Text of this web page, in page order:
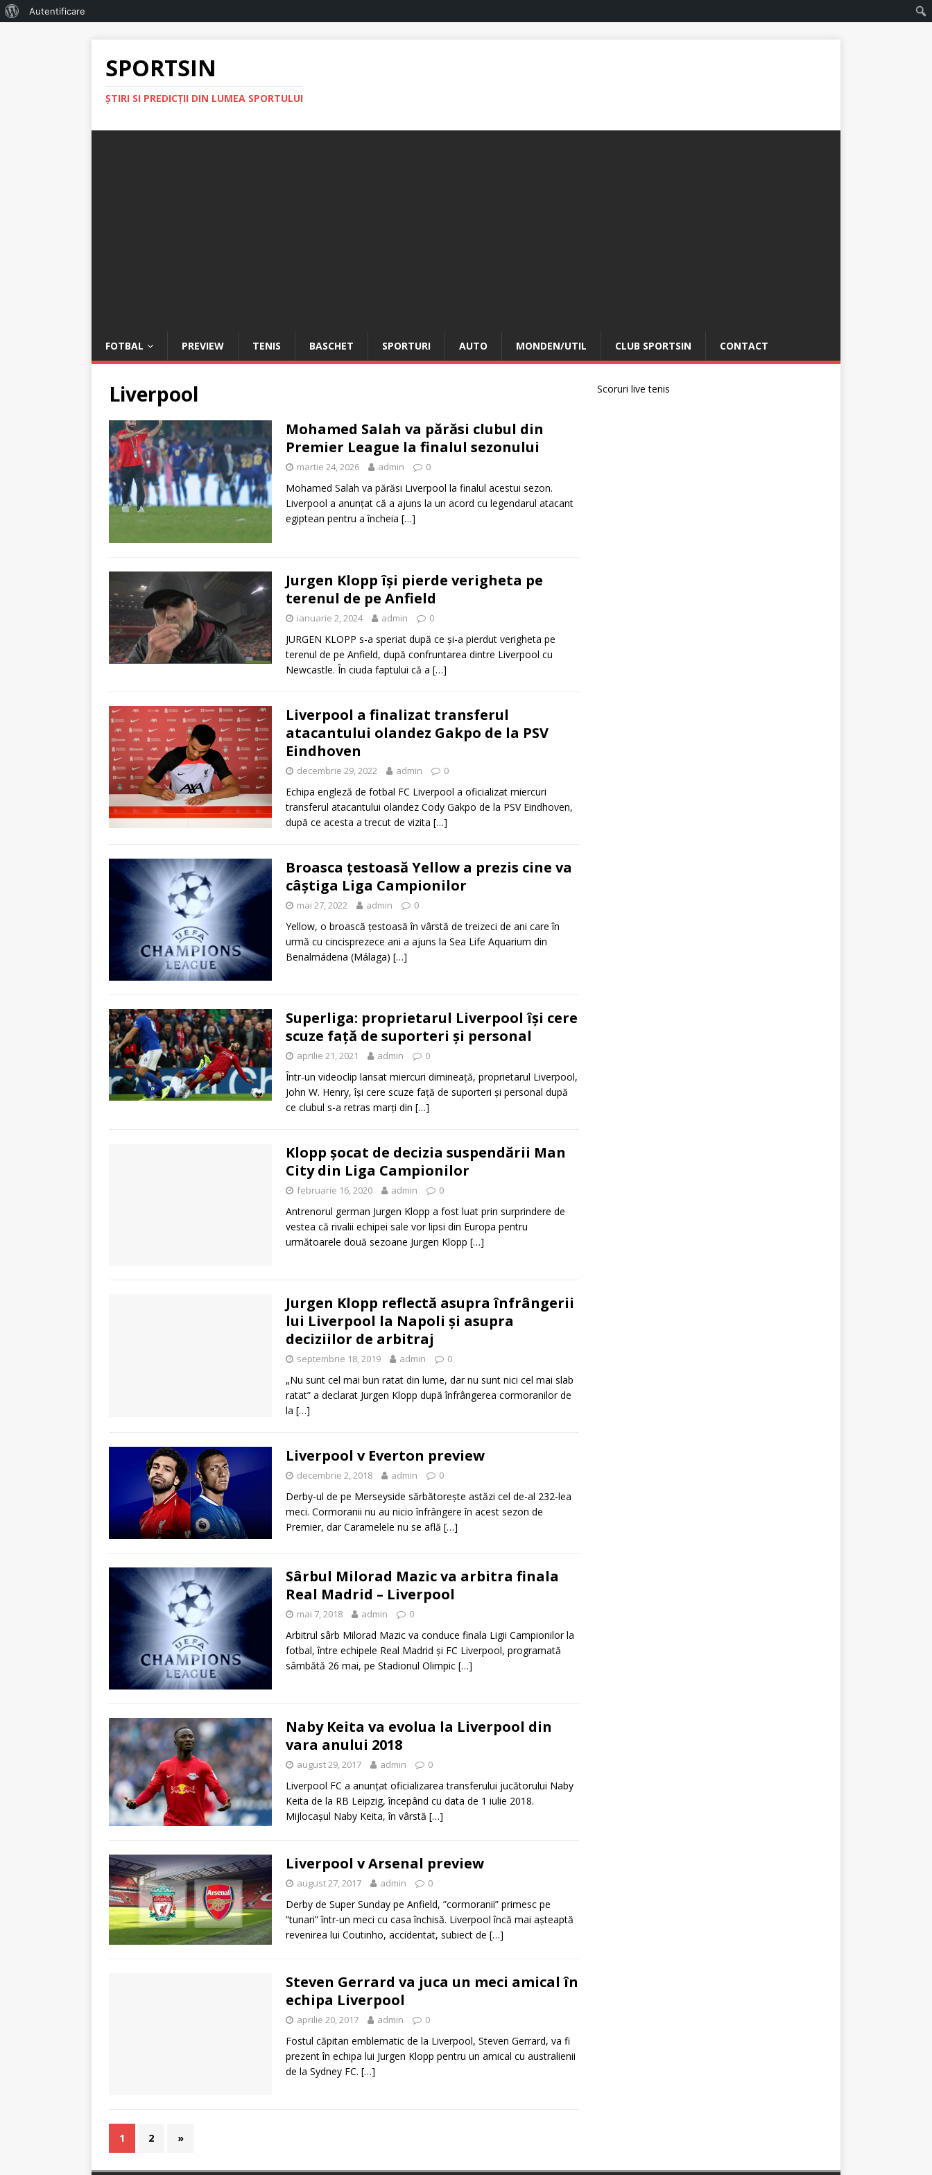
Autentificare
SPORTSIN
ŞTIRI SI PREDICŢII DIN LUMEA SPORTULUI
FOTBAL PREVIEW TENIS BASCHET SPORTURI AUTO MONDEN/UTIL CLUB SPORTSIN CONTACT
Liverpool
Mohamed Salah va părăsi clubul din
Premier League la finalul sezonului
martie 24, 2026 admin 0
Mohamed Salah va părăsi Liverpool la finalul acestui sezon.
Liverpool a anunțat că a ajuns la un acord cu legendarul atacant
egiptean pentru a încheia […]
Jurgen Klopp își pierde verigheta pe
terenul de pe Anfield
ianuarie 2, 2024 admin 0
JURGEN KLOPP s-a speriat după ce și-a pierdut verigheta pe
terenul de pe Anfield, după confruntarea dintre Liverpool cu
Newcastle. În ciuda faptului că a […]
Liverpool a finalizat transferul
atacantului olandez Gakpo de la PSV
Eindhoven
decembrie 29, 2022 admin 0
Echipa engleză de fotbal FC Liverpool a oficializat miercuri
transferul atacantului olandez Cody Gakpo de la PSV Eindhoven,
după ce acesta a trecut de vizita […]
Broasca țestoasă Yellow a prezis cine va
câștiga Liga Campionilor
mai 27, 2022 admin 0
Yellow, o broască țestoasă în vârstă de treizeci de ani care în
urmă cu cincisprezece ani a ajuns la Sea Life Aquarium din
Benalmádena (Málaga) […]
Superliga: proprietarul Liverpool își cere
scuze față de suporteri și personal
aprilie 21, 2021 admin 0
Într-un videoclip lansat miercuri dimineață, proprietarul Liverpool,
John W. Henry, își cere scuze față de suporteri și personal după
ce clubul s-a retras marți din […]
Klopp șocat de decizia suspendării Man
City din Liga Campionilor
februarie 16, 2020 admin 0
Antrenorul german Jurgen Klopp a fost luat prin surprindere de
vestea că rivalii echipei sale vor lipsi din Europa pentru
următoarele două sezoane Jurgen Klopp […]
Jurgen Klopp reflectă asupra înfrângerii
lui Liverpool la Napoli și asupra
deciziilor de arbitraj
septembrie 18, 2019 admin 0
„Nu sunt cel mai bun ratat din lume, dar nu sunt nici cel mai slab
ratat” a declarat Jurgen Klopp după înfrângerea cormoranilor de
la […]
Liverpool v Everton preview
decembrie 2, 2018 admin 0
Derby-ul de pe Merseyside sărbătoreşte astăzi cel de-al 232-lea
meci. Cormoranii nu au nicio înfrângere în acest sezon de
Premier, dar Caramelele nu se află […]
Sârbul Milorad Mazic va arbitra finala
Real Madrid – Liverpool
mai 7, 2018 admin 0
Arbitrul sârb Milorad Mazic va conduce finala Ligii Campionilor la
fotbal, între echipele Real Madrid şi FC Liverpool, programată
sâmbătă 26 mai, pe Stadionul Olimpic […]
Naby Keita va evolua la Liverpool din
vara anului 2018
august 29, 2017 admin 0
Liverpool FC a anunțat oficializarea transferului jucătorului Naby
Keita de la RB Leipzig, începând cu data de 1 iulie 2018.
Mijlocașul Naby Keita, în vârstă […]
Liverpool v Arsenal preview
august 27, 2017 admin 0
Derby de Super Sunday pe Anfield, ”cormoranii” primesc pe
”tunari” într-un meci cu casa închisă. Liverpool încă mai așteaptă
revenirea lui Coutinho, accidentat, subiect de […]
Steven Gerrard va juca un meci amical în
echipa Liverpool
aprilie 20, 2017 admin 0
Fostul căpitan emblematic de la Liverpool, Steven Gerrard, va fi
prezent în echipa lui Jurgen Klopp pentru un amical cu australienii
de la Sydney FC. […]
1 2 »
Scoruri live tenis